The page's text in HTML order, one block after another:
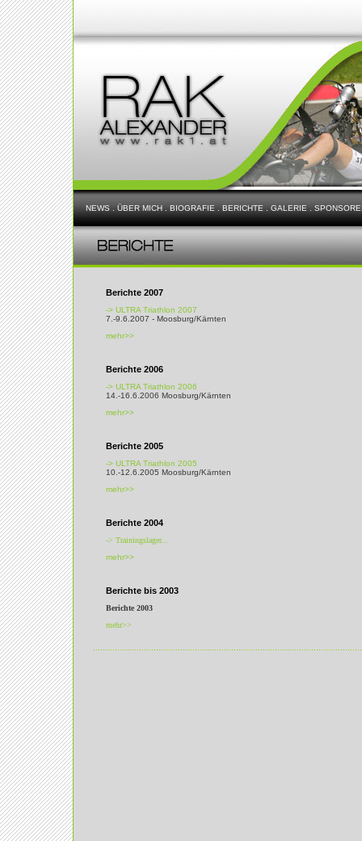
NEWS ÜBER MICH BIOGRAFIE BERICHTE GALERIE
Berichte 2007
-> ULTRA Triathlon 2007
7.-9.6.2007 - Moosburg/Kärnten
mehr>>
Berichte 2006
-> ULTRA Triathlon 2006
14.-16.6.2006 Moosburg/Kärnten
mehr>>
Berichte 2005
-> ULTRA Triathlon 2005
10.-12.6.2005 Moosburg/Kärnten
mehr>>
Berichte 2004
-> Trainingslager...
mehr>>
Berichte bis 2003
Berichte 2003
mehr>>